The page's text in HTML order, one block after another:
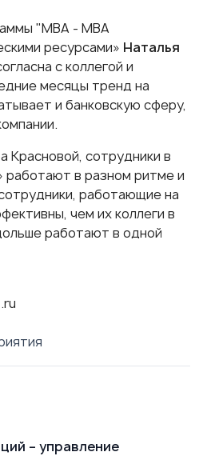
"МВА - МВА
ресурсами» Наталья
с коллегой и
месяцы тренд на
и банковскую сферу,
сотрудники в
работают в разном ритме и
работающие на
чем их коллеги в
работают в одной
– управление